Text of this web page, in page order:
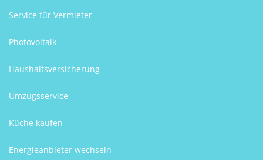
Service für Vermieter
Photovoltaik
Haushaltsversicherung
Umzugsservice
Küche kaufen
Energieanbieter wechseln